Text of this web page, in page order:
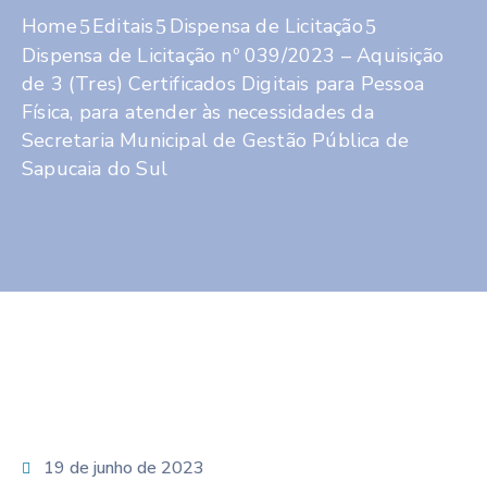
Home Editais
Dispensa de Licitação
Dispensa de Licitação nº 039/2023 – Aquisição
de 3 (Tres) Certificados Digitais para Pessoa
Física, para atender às necessidades da
Secretaria Municipal de Gestão Pública de
Sapucaia do Sul
19 de junho de 2023